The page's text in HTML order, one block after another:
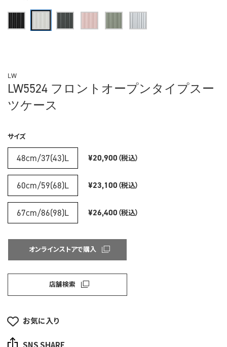
LW
LW5524 フロントオープンタイプスー
ツケース
サイズ
48cm/37(43)L ¥20,900 （税込）
60cm/59(68)L ¥23,100 （税込）
67cm/86(98)L ¥26,400 （税込）
オンラインストアで購入
店舗検索
お気に入り